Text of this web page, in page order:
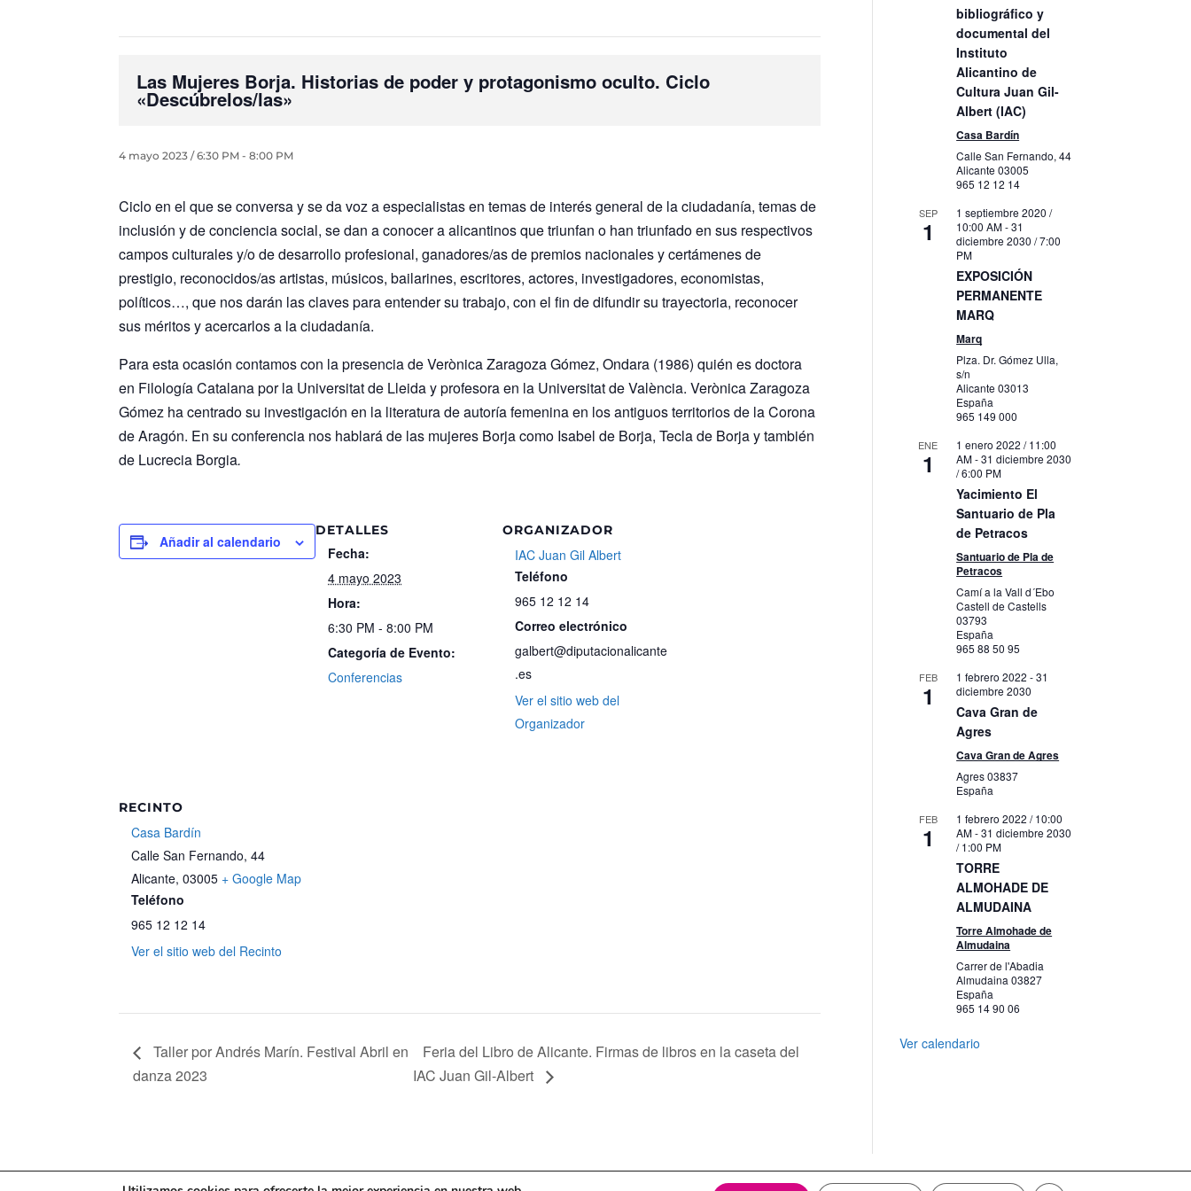
Las Mujeres Borja. Historias de poder y protagonismo oculto. Ciclo
«Descúbrelos/las»
4 mayo 2023 / 6:30 PM -8:00 PM
Ciclo en el que se conversa y se da voz a especialistas en temas de interés general de la ciudadanía, temas de
inclusión y de conciencia social, se dan a conocer a alicantinos que triunfan o han triunfado en sus respectivos
campos culturales y/o de desarrollo profesional, ganadores/as de premios nacionales y certámenes de
prestigio, reconocidos/as artistas, músicos, bailarines, escritores, actores, investigadores, economistas,
políticos…, que nos darán las claves para entender su trabajo, con el fin de difundir su trayectoria, reconocer
sus méritos y acercarlos a la ciudadanía.
Para esta ocasión contamos con la presencia de Verònica Zaragoza Gómez, Ondara (1986) quién es doctora
en Filología Catalana por la Universitat de Lleida y profesora en la Universitat de València. Verònica Zaragoza
Gómez ha centrado su investigación en la literatura de autoría femenina en los antiguos territorios de la Corona
de Aragón. En su conferencia nos hablará de las mujeres Borja como Isabel de Borja, Tecla de Borja y también
de Lucrecia Borgia.
Añadir al calendario
DETALLES
Fecha:
4 mayo 2023
Hora:
6:30 PM - 8:00 PM
Categoría de Evento:
Conferencias
ORGANIZADOR
IAC Juan Gil Albert
Teléfono
965 12 12 14
Correo electrónico
galbert@diputacionalicante
.es
Ver el sitio web del
Organizador
RECINTO
Casa Bardín
Calle San Fernando, 44
Alicante, 03005 + Google Map
Teléfono
965 12 12 14
Ver el sitio web del Recinto
Taller por Andrés Marín. Festival Abril en
danza 2023
Feria del Libro de Alicante. Firmas de libros en la caseta del
IAC Juan Gil-Albert
bibliográfico y
documental del
Instituto
Alicantino de
Cultura Juan Gil-
Albert (IAC)
Casa Bardín
Calle San Fernando, 44
Alicante03005
965 12 12 14
SEP
1
1 septiembre 2020 /
10:00 AM-31
diciembre 2030 / 7:00
PM
EXPOSICIÓN
PERMANENTE
MARQ
Marq
Plza. Dr. Gómez Ulla,
s/n
Alicante03013
España
965 149 000
ENE
1
1 enero 2022 / 11:00
AM-31 diciembre 2030
/ 6:00 PM
Yacimiento El
Santuario de Pla
de Petracos
Santuario de Pla de
Petracos
Camí a la Vall d´Ebo
Castell de Castells
03793
España
965 88 50 95
FEB
1
1 febrero 2022 -31
diciembre 2030
Cava Gran de
Agres
Cava Gran de Agres
Agres03837
España
FEB
1
1 febrero 2022 / 10:00
AM-31 diciembre 2030
/ 1:00 PM
TORRE
ALMOHADE DE
ALMUDAINA
Torre Almohade de
Almudaina
Carrer de l'Abadia
Almudaina03827
España
965 14 90 06
Ver calendario
Mapa web Política de Privacidad Politica de cookies